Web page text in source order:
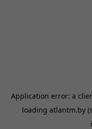
Application error: a
loading atlantm.by